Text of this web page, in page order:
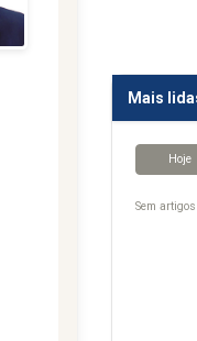
Mais
Hoje
Sem